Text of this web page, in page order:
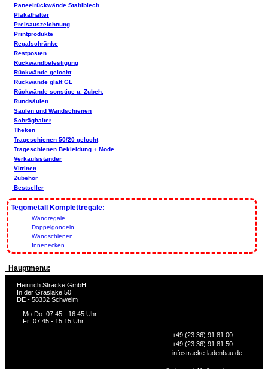
Paneelrückwände Stahlblech
Plakathalter
Preisauszeichnung
Printprodukte
Regalschränke
Restposten
Rückwandbefestigung
Rückwände gelocht
Rückwände glatt GL
Rückwände sonstige u. Zubeh.
Rundsäulen
Säulen und Wandschienen
Schräghalter
Theken
Trageschienen 50/20 gelocht
Trageschienen Bekleidung + Mode
Verkaufsständer
Vitrinen
Zubehör
Bestseller
Tegometall Komplettregale:
Wandregale
Doppelgondeln
Wandschienen
Innenecken
Hauptmenu:
Heinrich Stracke GmbH
In der Graslake 50
DE - 58332 Schwelm
Mo-Do: 07:45 - 16:45 Uhr
Fr: 07:45 - 15:15 Uhr
+49 (23 36) 91 81 00
+49 (23 36) 91 81 50
infostracke-ladenbau.de